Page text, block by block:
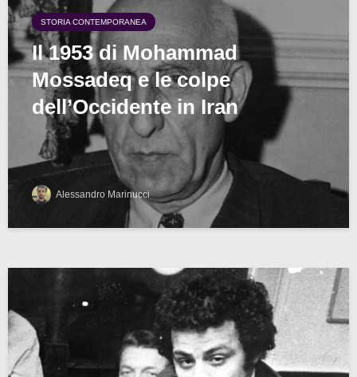
STORIA CONTEMPORANEA
Il 1953 di Mohammad
Mossadeq e le colpe
dell’Occidente in Iran
Alessandro Marinucci